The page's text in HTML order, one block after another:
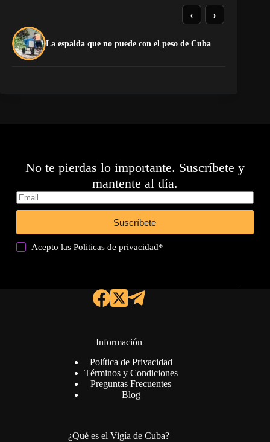
La espalda que no puede con el peso de Cuba
‹ ›
No te pierdas lo importante. Suscríbete y
mantente al día.
Suscríbete
Acepto lasPoliticas de privacidad*
Información
Política de Privacidad
Términos y Condiciones
Preguntas Frecuentes
Blog
¿Qué es el Vigía de Cuba?